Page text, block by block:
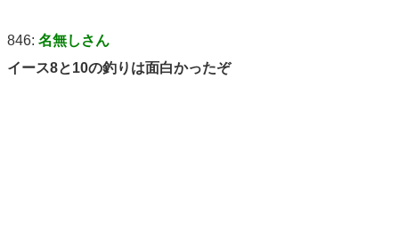
846: 名無しさん
イース8と10の釣りは面白かったぞ